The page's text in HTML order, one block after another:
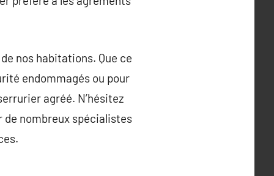
nos habitations. Que ce
endommagés ou pour
agréé. N’hésitez
nombreux spécialistes